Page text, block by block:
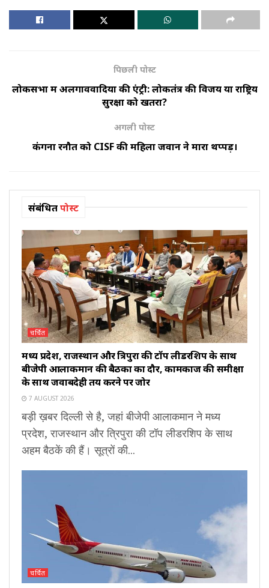
पिछली पोस्ट
लोकसभा में अलगाववादियों की एंट्री: लोकतंत्र की विजय या राष्ट्रिय
सुरक्षा को खतरा?
अगली पोस्ट
कंगना रनौत को CISF की महिला जवान ने मारा थप्पड़।
संबंधितपोस्ट
चर्चित
मध्य प्रदेश, राजस्थान और त्रिपुरा की टॉप लीडरशिप के साथ
बीजेपी आलाकमान की बैठकों का दौर, कामकाज की समीक्षा
के साथ जवाबदेही तय करने पर जोर
7 AUGUST 2026
बड़ी ख़बर दिल्ली से है, जहां बीजेपी आलाकमान ने मध्य
प्रदेश, राजस्थान और त्रिपुरा की टॉप लीडरशिप के साथ
अहम बैठकें की हैं। सूत्रों की...
चर्चित